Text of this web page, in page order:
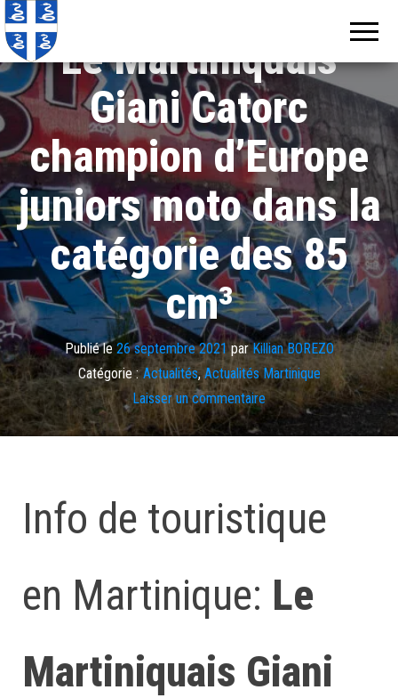
Le Martiniquais
Giani Catorc
champion d’Europe
juniors moto dans la
catégorie des 85
cm³
Publié le 26 septembre 2021parKillian BOREZO
Catégorie : Actualités,Actualités Martinique
Laisser un commentaire
Info de touristique
en Martinique: Le
Martiniquais Giani